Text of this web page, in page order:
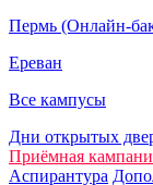
Пермь (Онлайн-
Ереван
Все кампусы
Дни открытых
Приёмная
Аспирантура